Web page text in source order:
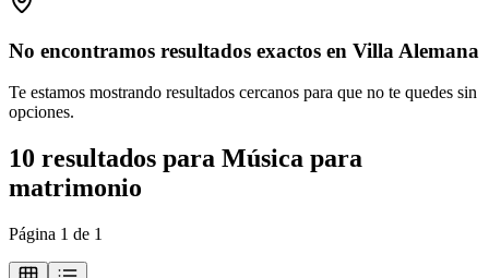
No encontramos resultados exactos en Villa Alemana
Te estamos mostrando resultados cercanos para que no te quedes sin
opciones.
10 resultados para Música para
matrimonio
Página 1 de 1